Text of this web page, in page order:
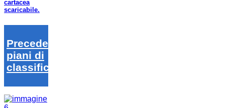
cartacea
scaricabile.
Precedenti
piani di
classifica